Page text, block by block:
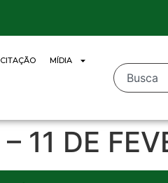
MÍDIA
11 DE